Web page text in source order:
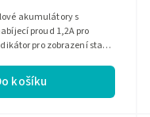
košíku
akumulátory s
proud 1,2A pro
pro zobrazení stavu